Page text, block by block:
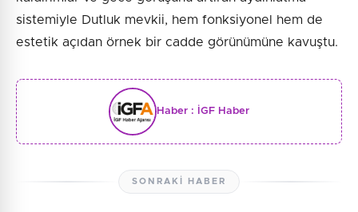
sistemiyle Dutluk mevkii, hem fonksiyonel hem de
estetik açıdan örnek bir cadde görünümüne kavuştu.
Haber : İGF Haber
SONRAKI HABER